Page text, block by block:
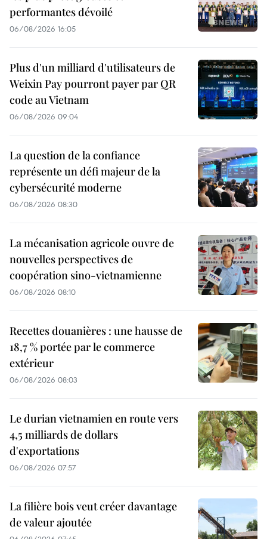
performantes dévoilé
06/08/2026 16:05
Plus d'un milliard d'utilisateurs de
Weixin Pay pourront payer par QR
code au Vietnam
06/08/2026 09:04
La question de la confiance
représente un défi majeur de la
cybersécurité moderne
06/08/2026 08:30
La mécanisation agricole ouvre de
nouvelles perspectives de
coopération sino-vietnamienne
06/08/2026 08:10
Recettes douanières : une hausse de
18,7 % portée par le commerce
extérieur
06/08/2026 08:03
Le durian vietnamien en route vers
4,5 milliards de dollars
d'exportations
06/08/2026 07:57
La filière bois veut créer davantage
de valeur ajoutée